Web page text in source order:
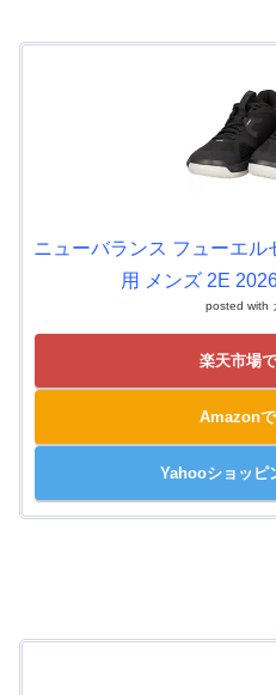
ニューバランス フューエル
用 メンズ 2E
posted with
楽天市場
Amazon
Yahooショッピ